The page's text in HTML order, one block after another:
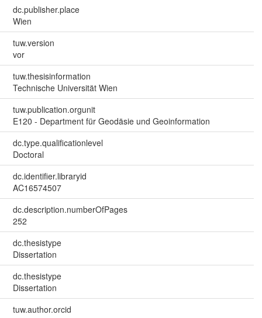
dc.publisher.place
Wien
tuw.version
vor
tuw.thesisinformation
Technische Universität Wien
tuw.publication.orgunit
E120 - Department für Geodäsie und Geoinformation
dc.type.qualificationlevel
Doctoral
dc.identifier.libraryid
AC16574507
dc.description.numberOfPages
252
dc.thesistype
Dissertation
dc.thesistype
Dissertation
tuw.author.orcid